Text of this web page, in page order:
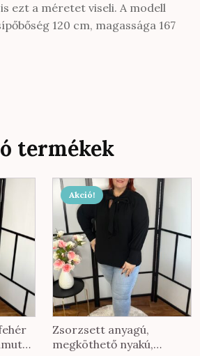
ezt a méretet viseli. A modell
120 cm, magassága 167
termékek
Akció!
Zsorzsett anyagú,
megköthető nyakú,